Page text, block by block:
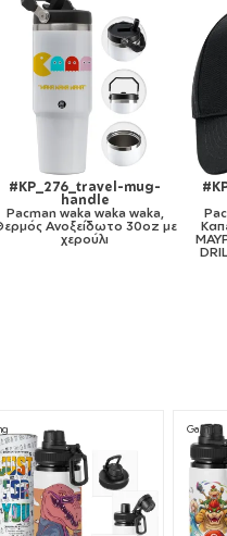
#KP_276_cap-original-
white
Pacman waka waka waka,
Πεντάφυλλο καπέλο Λευκό,
100% Βαμβακερό (Twill), με
ρύθμιση, unisex
Gaming